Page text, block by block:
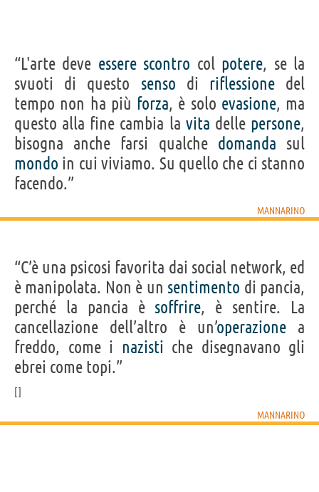
“L'arte deve essere scontro col potere, se la
svuoti di questo senso di riflessionedel
tempo non ha più forza, è solo evasione, ma
questo alla fine cambia la vita delle persone,
bisogna anche farsi qualche domanda sul
mondo in cui viviamo. Su quello che ci stanno
facendo.”
MANNARINO
“C’è una psicosi favorita dai social network, ed
è manipolata. Non è un sentimento di pancia,
perché la pancia è soffrire, è sentire. La
cancellazione dell’altro è un’operazione a
freddo, come i nazisti che disegnavano gli
ebrei come topi.”
MANNARINO